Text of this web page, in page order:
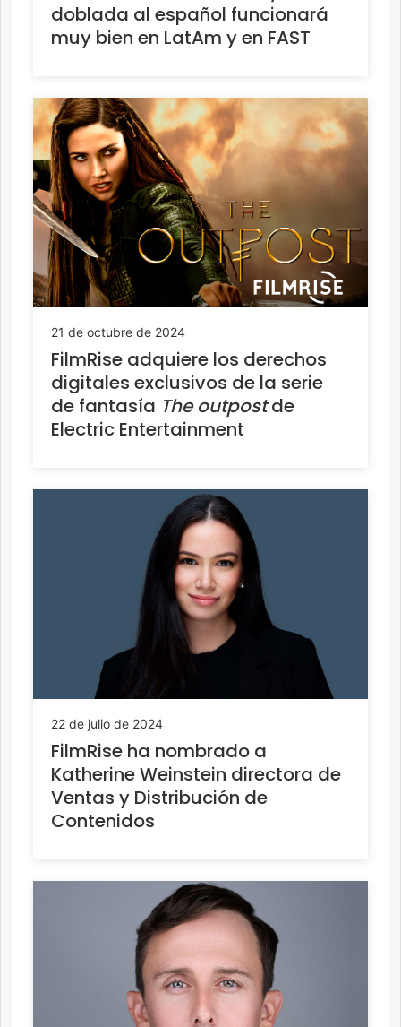
doblada al español funcionará
muy bien en LatAm y en FAST
21 de octubre de 2024
FilmRise adquiere los derechos
digitales exclusivos de la serie
de fantasía The outpostde
Electric Entertainment
22 de julio de 2024
FilmRise ha nombrado a
Katherine Weinstein directora de
Ventas y Distribución de
Contenidos